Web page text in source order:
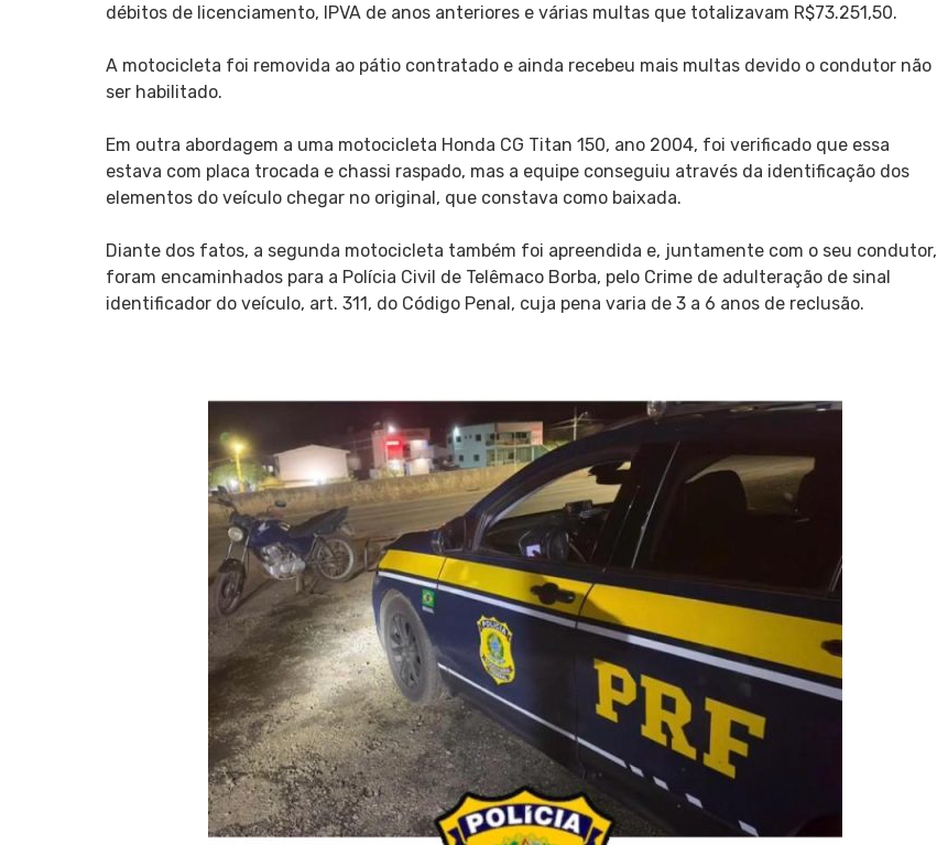
débitos de licenciamento, IPVA de anos anteriores e várias multas que totalizavam R$73.251,50.
A motocicleta foi removida ao pátio contratado e ainda recebeu mais multas devido o condutor não
ser habilitado.
Em outra abordagem a uma motocicleta Honda CG Titan 150, ano 2004, foi verificado que essa
estava com placa trocada e chassi raspado, mas a equipe conseguiu através da identificação dos
elementos do veículo chegar no original, que constava como baixada.
Diante dos fatos, a segunda motocicleta também foi apreendida e, juntamente com o seu condutor,
foram encaminhados para a Polícia Civil de Telêmaco Borba, pelo Crime de adulteração de sinal
identificador do veículo, art. 311, do Código Penal, cuja pena varia de 3 a 6 anos de reclusão.